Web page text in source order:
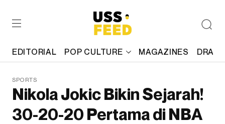
EDITORIAL POP CULTURE MAGAZINES
SPORTS
Nikola Jokic Bikin Sejarah!
30-20-20 Pertama di NBA